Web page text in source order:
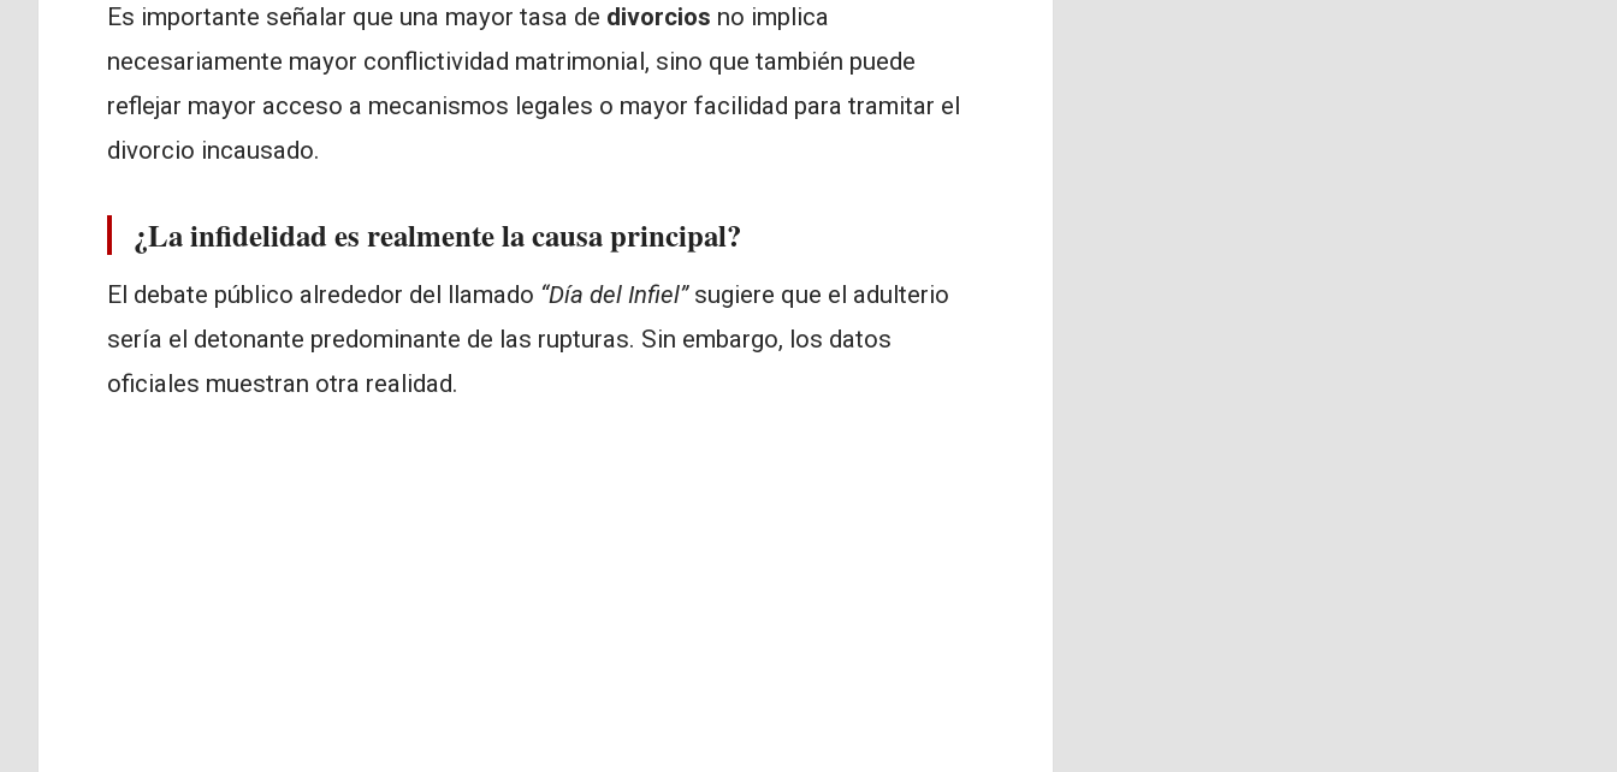
Es importante señalar que una mayor tasa de divorcios no implica
necesariamente mayor conflictividad matrimonial, sino que también puede
reflejar mayor acceso a mecanismos legales o mayor facilidad para tramitar el
divorcio incausado.
¿La infidelidad es realmente la causa principal?
El debate público alrededor del llamado “Día del Infiel”sugiere que el adulterio
sería el detonante predominante de las rupturas. Sin embargo, los datos
oficiales muestran otra realidad.